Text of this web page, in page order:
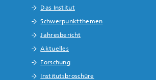
Das Institut
Schwerpunktthemen
Jahresbericht
Aktuelles
Forschung
Institutsbroschüre